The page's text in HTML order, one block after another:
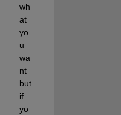
wh
at
yo
u
wa
nt
but
if
yo